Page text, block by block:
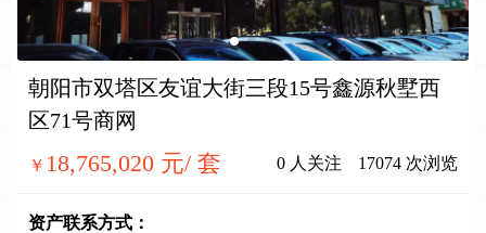
朝阳市双塔区友谊大街三段15号鑫源秋墅西
区71号商网
￥ 18,765,020 元/ 套 0 人关注 17074 次浏览
资产联系方式：